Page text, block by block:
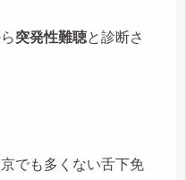
突発性難聴と診断さ
でも多くない舌下免